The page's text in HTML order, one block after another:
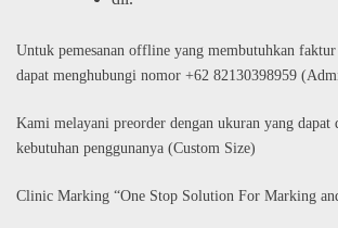
Untuk pemesanan offline yang membutuhkan
dapat menghubungi nomor +62 82130398959
Kami melayani preorder dengan ukuran yang dapat
kebutuhan penggunanya (Custom Size)
Clinic Marking “One Stop Solution For Marking